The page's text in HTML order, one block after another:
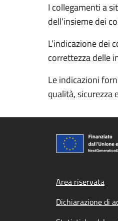
I collegamenti a
dell’insieme dei
L’indicazione dei
correttezza delle
Le indicazioni
qualità, sicurezza
Footer
Area riservata
Dichiarazione di